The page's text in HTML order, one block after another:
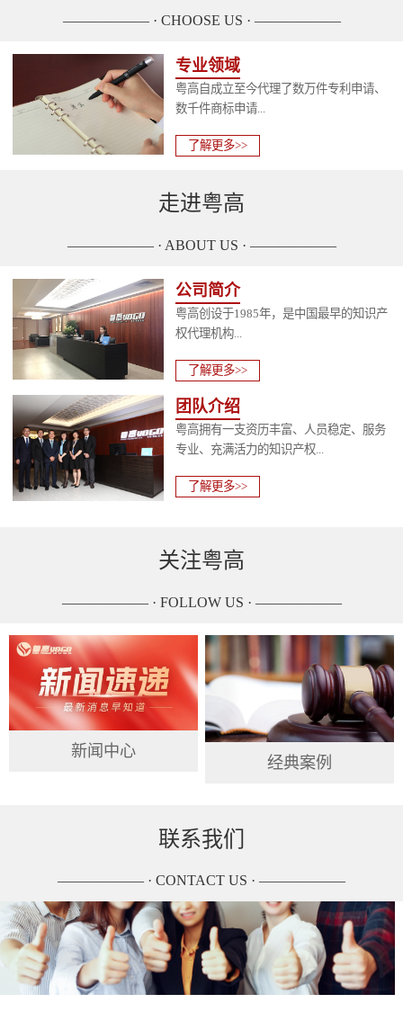
—————— · CHOOSE US · ——————
专业领域
粤高自成立至今代理了数万件专利申请、
数千件商标申请...
了解更多>>
走进粤高
—————— · ABOUT US · ——————
公司简介
粤高创设于1985年，是中国最早的知识产
权代理机构...
了解更多>>
团队介绍
粤高拥有一支资历丰富、人员稳定、服务
专业、充满活力的知识产权...
了解更多>>
关注粤高
—————— · FOLLOW US · ——————
新闻中心
经典案例
联系我们
—————— · CONTACT US · ——————